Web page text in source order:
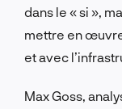
dans le « si »,
mettre en
et avec
Max Goss,